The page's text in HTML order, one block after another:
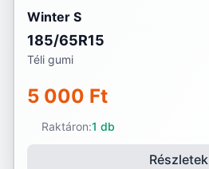
Winter S
185/65R15
Téli gumi
5 000 Ft
Raktáron:1 db
Részletek